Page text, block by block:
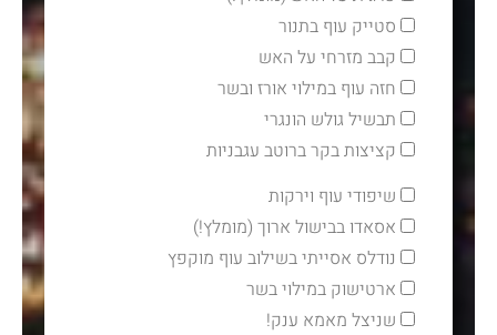
סטייק עוף בתנור
קבב מזרחי על האש
חזה עוף במילוי אורז ובשר
תבשיל גולש הונגרי
קציצות בקר ברוטב עגבניות
שיפודי עוף וירקות
אסאדו בבישול ארוך (מומלץ!)
נודלס אסייתי בשילוב עוף מוקפץ
ארטישוק במילוי בשר
שניצל מאמא ענק!